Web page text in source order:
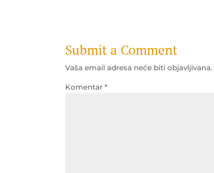
Submit a Comment
Vaša email adresa neće biti objavljivana.
Komentar*